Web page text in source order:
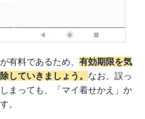
有料であるため、 有効期限を気
していきましょう。 なお、誤っ
まっても、「マイ着せかえ」か
。